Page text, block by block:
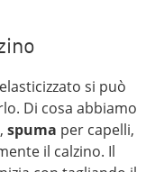
si può
Di cosa abbiamo
, spuma per capelli,
il calzino. Il